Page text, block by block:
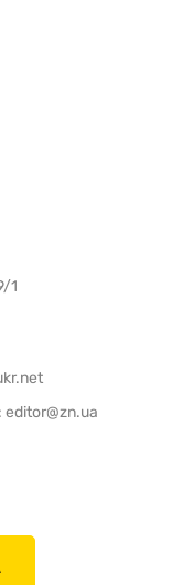
1
editor@zn.ua